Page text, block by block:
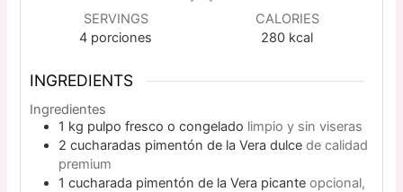
SERVINGS
4 porciones
CALORIES
280 kcal
INGREDIENTS
Ingredientes
1 kg pulpo fresco o congelado limpio y sin viseras
2 cucharadas pimentón de la Vera dulce de calidad
premium
1 cucharada pimentón de la Vera picante opcional,